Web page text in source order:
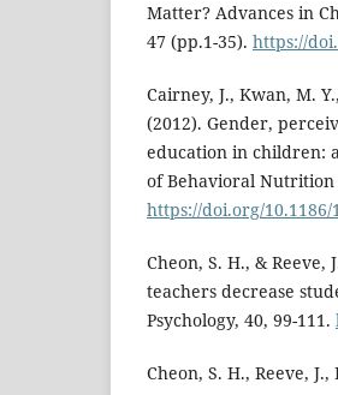
Matter? Advances in
47 (pp.1-35). https://
Cairney, J., Kwan, M.
(2012). Gender,
education in children:
of Behavioral Nutrition
https://doi.org/10.1186/
Cheon, S. H., &
teachers decrease
Psychology, 40, 99-111.
Cheon, S. H., Reeve,